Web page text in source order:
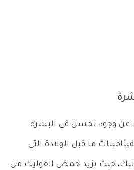
وجود تحسن في البشرة
ما قبل الولادة التي
حيث يزيد حمض الفوليك من